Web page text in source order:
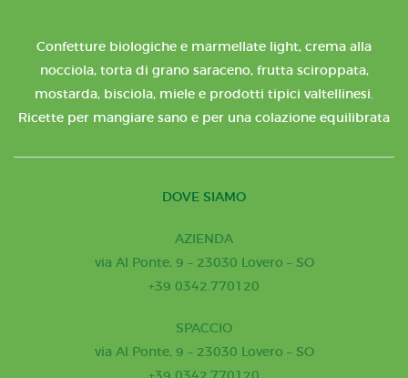
Confetture biologiche e marmellate light, crema alla
nocciola, torta di grano saraceno, frutta sciroppata,
mostarda, bisciola, miele e prodotti tipici valtellinesi.
Ricette per mangiare sano e per una colazione equilibrata
DOVE SIAMO
AZIENDA
via Al Ponte, 9 – 23030 Lovero – SO
+39 0342.770120
SPACCIO
via Al Ponte, 9 – 23030 Lovero – SO